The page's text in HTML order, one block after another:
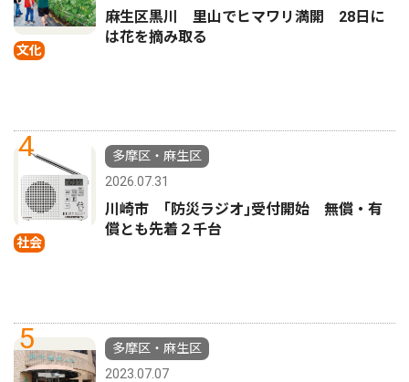
文化
麻生区黒川 里山でヒマワリ満開 28日に
は花を摘み取る
4
社会
多摩区・麻生区
2026.07.31
川崎市 ｢防災ラジオ｣受付開始 無償・有
償とも先着２千台
5
多摩区・麻生区
2023.07.07